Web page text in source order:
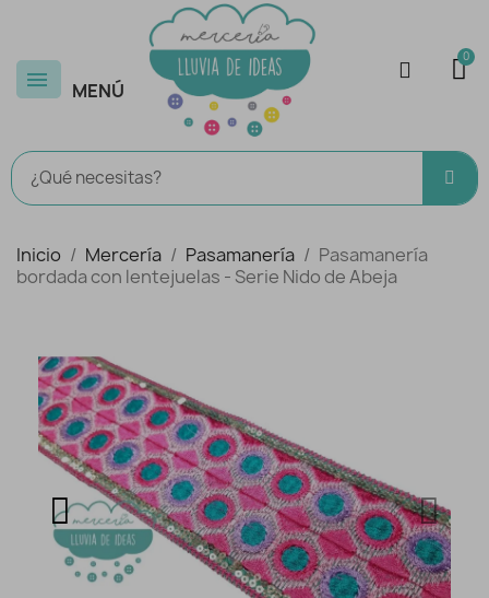
MENÚ
Inicio Mercería Pasamanería
Pasamanería
bordada con lentejuelas - Serie Nido de Abeja